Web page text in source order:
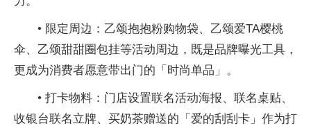
• 限定周边：乙颂抱抱粉购物袋、乙颂爱TA樱桃
伞、乙颂甜甜圈包挂等活动周边，既是品牌曝光工具，
更成为消费者愿意带出门的「时尚单品」。
• 打卡物料：门店设置联名活动海报、联名桌贴、
收银台联名立牌、买奶茶赠送的「爱的刮刮卡」作为打